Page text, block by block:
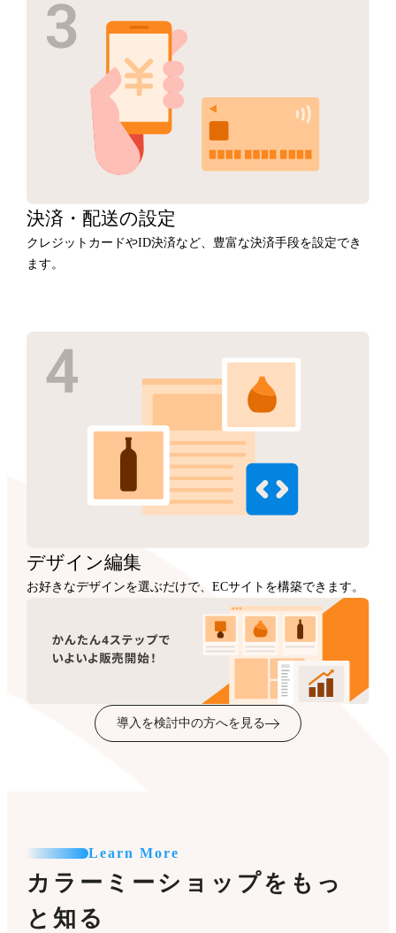
決済・ 配送の設定
クレジットカードやID決済など、豊富な決済手段を設定でき
ます。
デザイン編集
お好きなデザインを選ぶだけで、ECサイトを構築できます。
導入を検討中の方へを見る
Learn More
カラーミーショップをもっ
と知る